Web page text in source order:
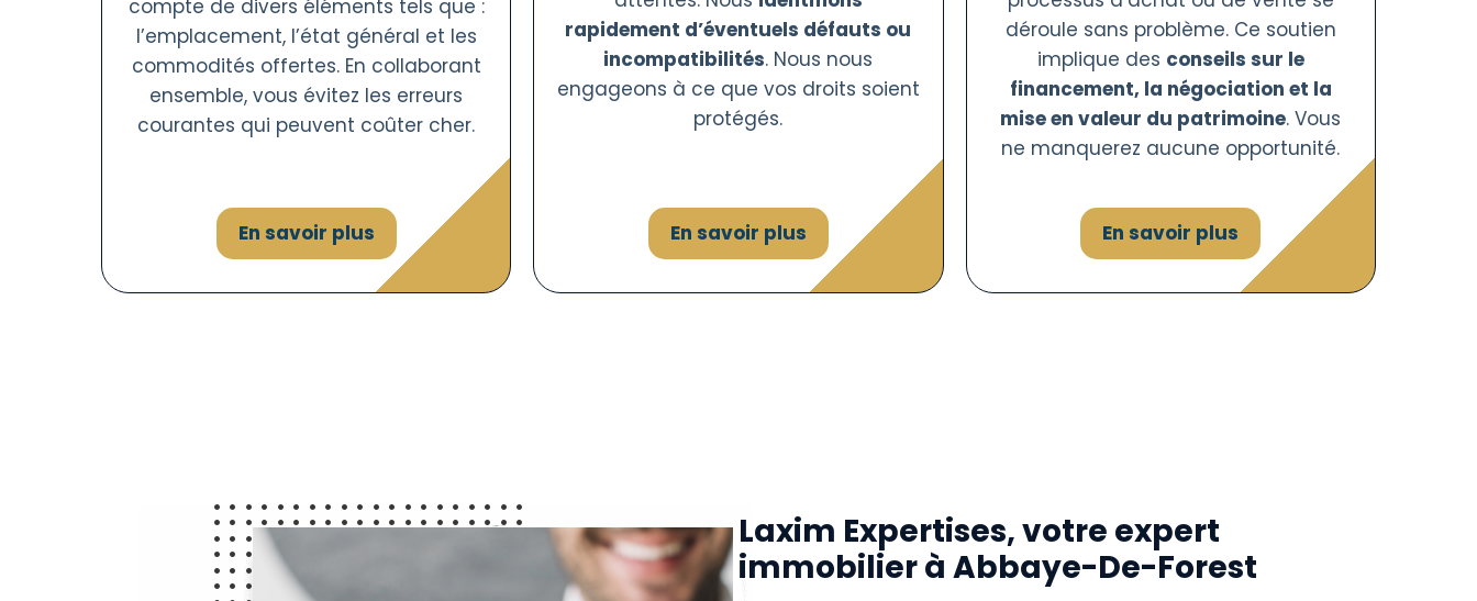
compte de divers éléments tels que :
l’emplacement, l’état général et les
commodités offertes. En collaborant
ensemble, vous évitez les erreurs
courantes qui peuvent coûter cher.
En savoir plus
rapidement d’éventuels défauts ou
incompatibilités. Nous nous
engageons à ce que vos droits soient
protégés.
En savoir plus
déroule sans problème. Ce soutien
implique des conseils sur le
financement, la négociation et la
mise en valeur du patrimoine. Vous
ne manquerez aucune opportunité.
En savoir plus
Laxim Expertises, votre expert
immobilier à Abbaye-De-Forest